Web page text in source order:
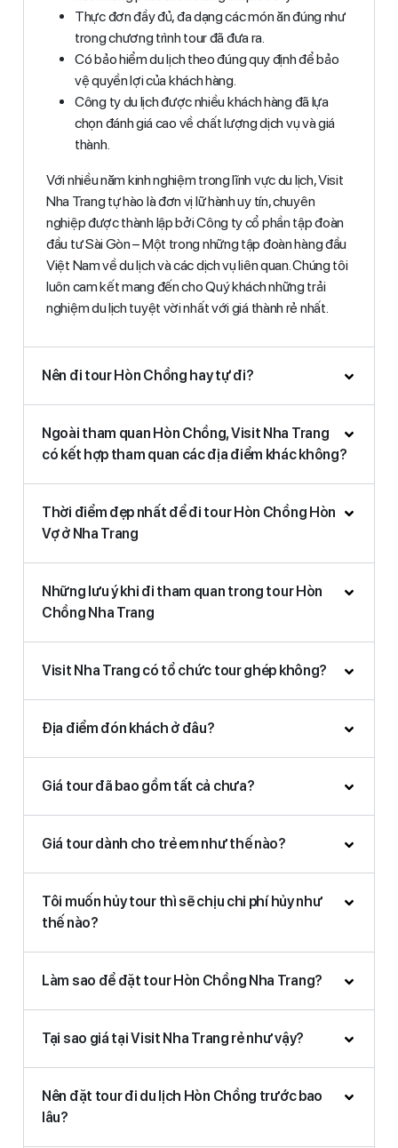
Thực đơn đầy đủ, đa dạng các món ăn đúng như
trong chương trình tour đã đưa ra.
Có bảo hiểm du lịch theo đúng quy định để bảo
vệ quyền lợi của khách hàng.
Công ty du lịch được nhiều khách hàng đã lựa
chọn đánh giá cao về chất lượng dịch vụ và giá
thành.
Với nhiều năm kinh nghiệm trong lĩnh vực du lịch, Visit
Nha Trang tự hào là đơn vị lữ hành uy tín, chuyên
nghiệp được thành lập bởi Công ty cổ phần tập đoàn
đầu tư Sài Gòn – Một trong những tập đoàn hàng đầu
Việt Nam về du lịch và các dịch vụ liên quan. Chúng tôi
luôn cam kết mang đến cho Quý khách những trải
nghiệm du lịch tuyệt vời nhất với giá thành rẻ nhất.
Nên đi tour Hòn Chồng hay tự đi?
Ngoài tham quan Hòn Chồng, Visit Nha Trang
có kết hợp tham quan các địa điểm khác không?
Thời điểm đẹp nhất để đi tour Hòn Chồng Hòn
Vợ ở Nha Trang
Những lưu ý khi đi tham quan trong tour Hòn
Chồng Nha Trang
Visit Nha Trang có tổ chức tour ghép không?
Địa điểm đón khách ở đâu?
Giá tour đã bao gồm tất cả chưa?
Giá tour dành cho trẻ em như thế nào?
Tôi muốn hủy tour thì sẽ chịu chi phí hủy như
thế nào?
Làm sao để đặt tour Hòn Chồng Nha Trang?
Tại sao giá tại Visit Nha Trang rẻ như vậy?
Nên đặt tour đi du lịch Hòn Chồng trước bao
lâu?